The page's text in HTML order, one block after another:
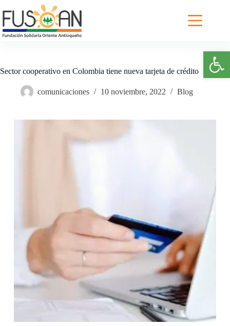
Abrir barra de herramientas
al
contenido
Sector cooperativo en Colombia tiene nueva tarjeta de crédito
comunicaciones 10 noviembre, 2022 Blog